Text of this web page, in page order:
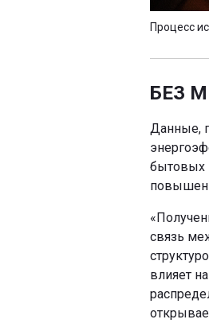
Процесс
БЕЗ
Данные,
бытовых
связь
влияет